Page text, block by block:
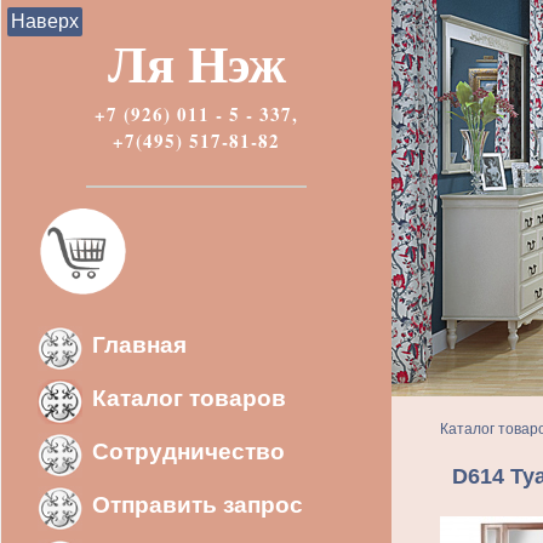
Ля Нэж
+7 (926) 011 - 5 - 337,
+7(495) 517-81-82
Главная
Каталог товаров
Сотрудничество
Отправить запрос
Каталог
D614
Наверх